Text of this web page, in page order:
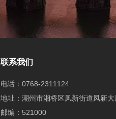
联系我们
电话：0768-2311124
地址：潮州市湘桥区凤新街道凤新
邮编：521000